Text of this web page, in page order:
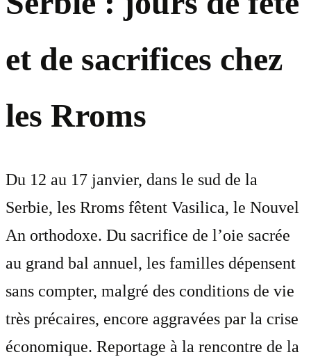
et de sacrifices chez
les Rroms
Du 12 au 17 janvier, dans le sud de la
Serbie, les Rroms fêtent Vasilica, le Nouvel
An orthodoxe. Du sacrifice de l’oie sacrée
au grand bal annuel, les familles dépensent
sans compter, malgré des conditions de vie
très précaires, encore aggravées par la crise
économique. Reportage à la rencontre de la